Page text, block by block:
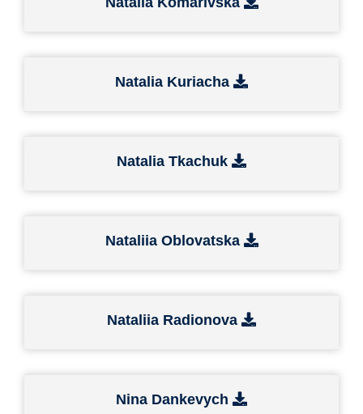
Natalia Kuriacha
Natalia Tkachuk
Nataliia Oblovatska
Nataliia Radionova
Nina Dankevych